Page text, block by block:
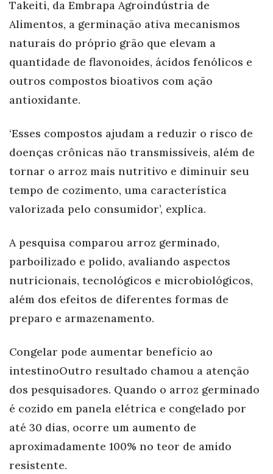
Takeiti, da Embrapa Agroindústria de
Alimentos, a germinação ativa mecanismos
naturais do próprio grão que elevam a
quantidade de flavonoides, ácidos fenólicos e
outros compostos bioativos com ação
antioxidante.
‘Esses compostos ajudam a reduzir o risco de
doenças crônicas não transmissíveis, além de
tornar o arroz mais nutritivo e diminuir seu
tempo de cozimento, uma característica
valorizada pelo consumidor’, explica.
A pesquisa comparou arroz germinado,
parboilizado e polido, avaliando aspectos
nutricionais, tecnológicos e microbiológicos,
além dos efeitos de diferentes formas de
preparo e armazenamento.
Congelar pode aumentar benefício ao
intestinoOutro resultado chamou a atenção
dos pesquisadores. Quando o arroz germinado
é cozido em panela elétrica e congelado por
até 30 dias, ocorre um aumento de
aproximadamente 100% no teor de amido
resistente.